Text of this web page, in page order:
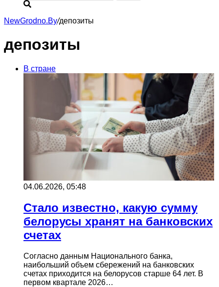
NewGrodno.By/депозиты
депозиты
В стране
04.06.2026, 05:48
Стало известно, какую сумму
белорусы хранят на банковских
счетах
Согласно данным Национального банка,
наибольший объем сбережений на банковских
счетах приходится на белорусов старше 64 лет. В
первом квартале 2026…